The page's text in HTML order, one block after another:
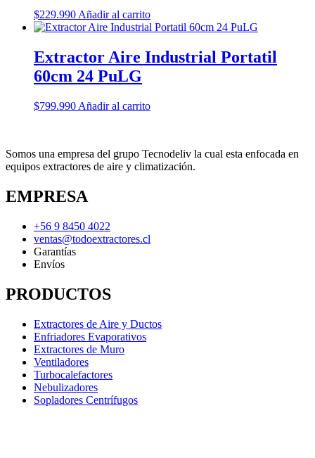
$229.990 Añadir al carrito
Extractor Aire Industrial Portatil
60cm 24 PuLG
$799.990 Añadir al carrito
Somos una empresa del grupo Tecnodeliv la cual esta enfocada en
equipos extractores de aire y climatización.
EMPRESA
+56 9 8450 4022
ventas@todoextractores.cl
Garantías
Envíos
PRODUCTOS
Extractores de Aire y Ductos
Enfriadores Evaporativos
Extractores de Muro
Ventiladores
Turbocalefactores
Nebulizadores
Sopladores Centrífugos